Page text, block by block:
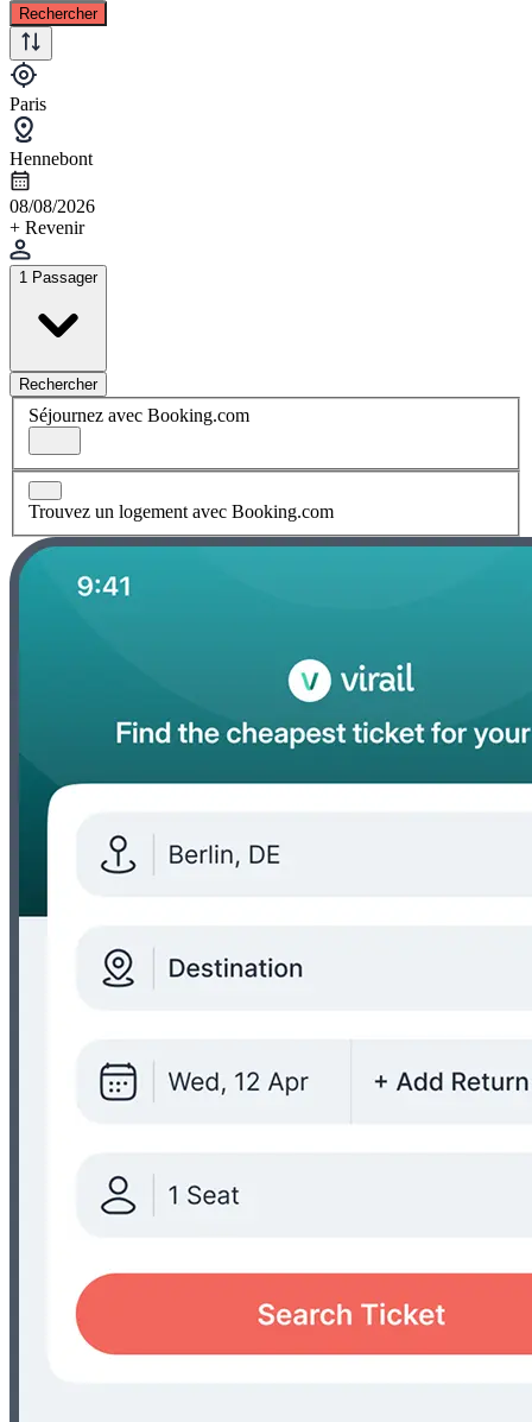
Rechercher
Paris
Hennebont
08/08/2026
+ Revenir
1 Passager
Rechercher
Séjournez avec Booking.com
Trouvez un logement avec Booking.com